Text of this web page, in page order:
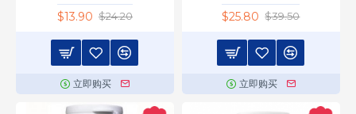
$13.90 $24.20
立即购买
$25.80 $39.50
立即购买